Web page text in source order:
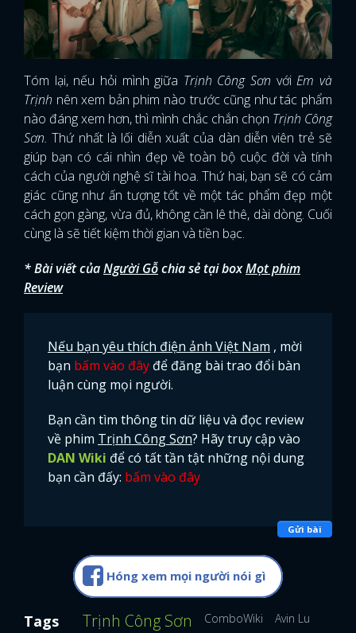
Tóm lại, nếu hỏi mình giữa Trịnh Công Sơn vớiEm và
Trịnh nên xem bản phim nào trước cũng như tác phẩm
nào đáng xem hơn, thì mình chắc chắn chọn Trịnh Công
Sơn.Thứ nhất là lối diễn xuất của dàn diễn viên trẻ sẽ
giúp bạn có cái nhìn đẹp về toàn bộ cuộc đời và tính
cách của người nghệ sĩ tài hoa. Thứ hai, bạn sẽ có cảm
giác cũng như ấn tượng tốt về một tác phẩm đẹp một
cách gọn gàng, vừa đủ, không cần lê thê, dài dòng. Cuối
cùng là sẽ tiết kiệm thời gian và tiền bạc.
* Bài viết củaNgười Gỗchia sẻ tại boxMọt phim
Review
Nếu bạn yêu thích điện ảnh Việt Nam , mời
bạn bấm vào đây để đăng bài trao đổi bàn
luận cùng mọi người.
Bạn cần tìm thông tin dữ liệu và đọc review
về phim Trịnh Công Sơn? Hãy truy cập vào
DAN Wiki để có tất tần tật những nội dung
bạn cần đấy: bấm vào đây
Gửi bài
Hóng xem mọi người nói gì
Tags Trịnh Công Sơn ComboWiki Avin Lu